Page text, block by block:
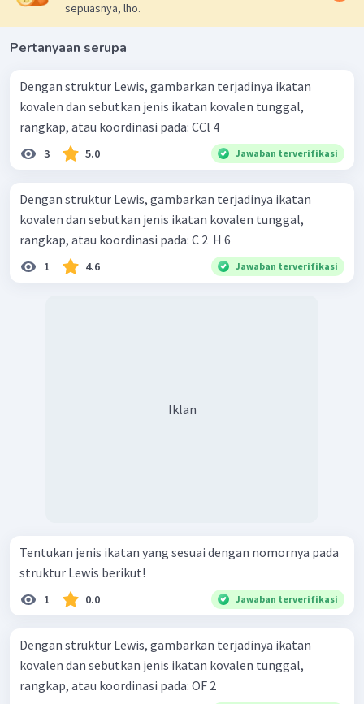
Dengan demikian, maka jika unsur A dan B bersenyawa akan
berikatan secara kovalen.
Jadi, jawaban yang tepat adalah E.
sepuasnya, lho.
Pertanyaan serupa
Dengan struktur Lewis, gambarkan terjadinya ikatan
kovalen dan sebutkan jenis ikatan kovalen tunggal,
rangkap, atau koordinasi pada: CCl 4 ​
3 5.0 Jawaban terverifikasi
Dengan struktur Lewis, gambarkan terjadinya ikatan
kovalen dan sebutkan jenis ikatan kovalen tunggal,
rangkap, atau koordinasi pada: C 2 ​ H 6 ​
1 4.6 Jawaban terverifikasi
Iklan
Tentukan jenis ikatan yang sesuai dengan nomornya pada
struktur Lewis berikut!
1 0.0 Jawaban terverifikasi
Dengan struktur Lewis, gambarkan terjadinya ikatan
kovalen dan sebutkan jenis ikatan kovalen tunggal,
rangkap, atau koordinasi pada: OF 2 ​